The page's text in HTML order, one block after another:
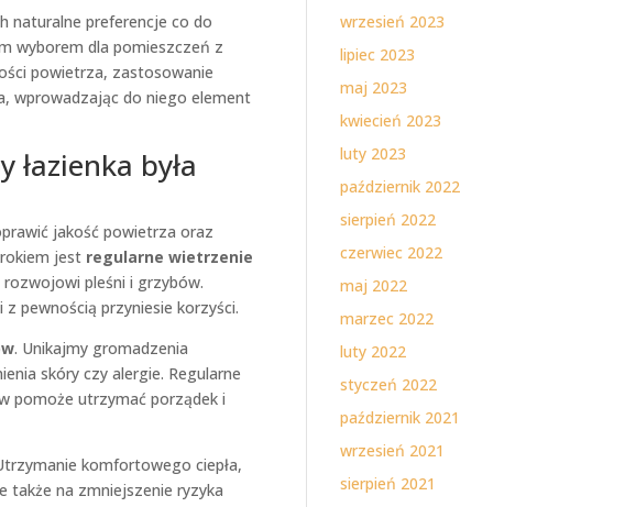
naturalne preferencje co do
wyborem dla pomieszczeń z
powietrza, zastosowanie
wprowadzając do niego element
była
jakość powietrza oraz
jest regularne wietrzenie
pleśni i grzybów.
pewnością przyniesie korzyści.
. Unikajmy gromadzenia
skóry czy alergie. Regularne
pomoże utrzymać porządek i
komfortowego ciepła,
także na zmniejszenie ryzyka
wrzesień 2023
lipiec 2023
maj 2023
kwiecień 2023
luty 2023
październik 2022
sierpień 2022
czerwiec 2022
maj 2022
marzec 2022
luty 2022
styczeń 2022
październik 2021
wrzesień 2021
sierpień 2021